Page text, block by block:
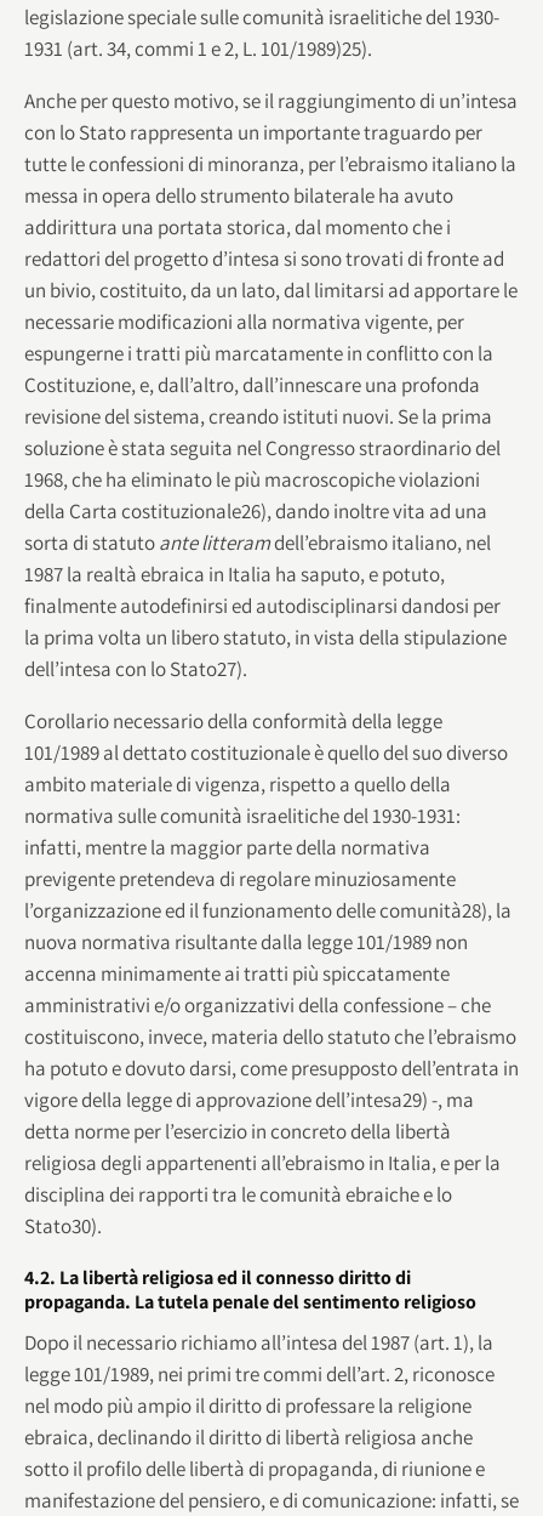
legislazione speciale sulle comunità israelitiche del 1930-
1931 (art. 34, commi 1 e 2, L. 101/1989)25).
Anche per questo motivo, se il raggiungimento di un’intesa
con lo Stato rappresenta un importante traguardo per
tutte le confessioni di minoranza, per l’ebraismo italiano la
messa in opera dello strumento bilaterale ha avuto
addirittura una portata storica, dal momento che i
redattori del progetto d’intesa si sono trovati di fronte ad
un bivio, costituito, da un lato, dal limitarsi ad apportare le
necessarie modificazioni alla normativa vigente, per
espungerne i tratti più marcatamente in conflitto con la
Costituzione, e, dall’altro, dall’innescare una profonda
revisione del sistema, creando istituti nuovi. Se la prima
soluzione è stata seguita nel Congresso straordinario del
1968, che ha eliminato le più macroscopiche violazioni
della Carta costituzionale26), dando inoltre vita ad una
sorta di statutoante litteramdell’ebraismo italiano, nel
1987 la realtà ebraica in Italia ha saputo, e potuto,
finalmente autodefinirsi ed autodisciplinarsi dandosi per
la prima volta un libero statuto, in vista della stipulazione
dell’intesa con lo Stato27).
Corollario necessario della conformità della legge
101/1989 al dettato costituzionale è quello del suo diverso
ambito materiale di vigenza, rispetto a quello della
normativa sulle comunità israelitiche del 1930-1931:
infatti, mentre la maggior parte della normativa
previgente pretendeva di regolare minuziosamente
l’organizzazione ed il funzionamento delle comunità28), la
nuova normativa risultante dalla legge 101/1989 non
accenna minimamente ai tratti più spiccatamente
amministrativi e/o organizzativi della confessione – che
costituiscono, invece, materia dello statuto che l’ebraismo
ha potuto e dovuto darsi, come presupposto dell’entrata in
vigore della legge di approvazione dell’intesa29) -, ma
detta norme per l’esercizio in concreto della libertà
religiosa degli appartenenti all’ebraismo in Italia, e per la
disciplina dei rapporti tra le comunità ebraiche e lo
Stato30).
4.2. La libertà religiosa ed il connesso diritto di
propaganda. La tutela penale del sentimento religioso
Dopo il necessario richiamo all’intesa del 1987 (art. 1), la
legge 101/1989, nei primi tre commi dell’art. 2, riconosce
nel modo più ampio il diritto di professare la religione
ebraica, declinando il diritto di libertà religiosa anche
sotto il profilo delle libertà di propaganda, di riunione e
manifestazione del pensiero, e di comunicazione: infatti, se